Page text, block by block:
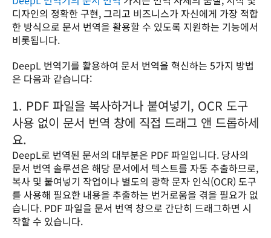
디자인의 정확한 구현, 그리고 비즈니스가 자신에게 가장 적합
한 방식으로 문서 번역을 활용할 수 있도록 지원하는 기능에서
비롯됩니다.
DeepL 번역기를 활용하여 문서 번역을 혁신하는 5가지 방법
은 다음과 같습니다:
1. PDF 파일을 복사하거나 붙여넣기, OCR 도구
사용 없이 문서 번역 창에 직접 드래그 앤 드롭하세
요.
DeepL로 번역된 문서의 대부분은 PDF 파일입니다. 당사의
문서 번역 솔루션은 해당 문서에서 텍스트를 자동 추출하므로,
복사 및 붙여넣기 작업이나 별도의 광학 문자 인식(OCR) 도구
를 사용해 필요한 내용을 추출하는 번거로움을 겪을 필요가 없
습니다. PDF 파일을 문서 번역 창으로 간단히 드래그하면 시
작할 수 있습니다.